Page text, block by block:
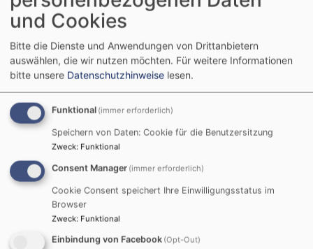
Nördlingen
St. Georgskirche
und Cookies
Bitte die Dienste und Anwendungen von Drittanbietern
auswählen, die wir nutzen möchten. Für weitere Informationen
bitte unsere Datenschutzhinweise lesen.
Funktional (immer erforderlich)
Speichern von Daten: Cookie für die Benutzersitzung
Zweck: Funktional
Consent Manager (immer erforderlich)
Cookie Consent speichert Ihre Einwilligungsstatus im
Browser
Zweck: Funktional
Einbindung von Facebook (Opt-Out)